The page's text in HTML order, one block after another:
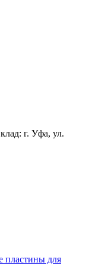
г. Уфа, ул.
пластины для